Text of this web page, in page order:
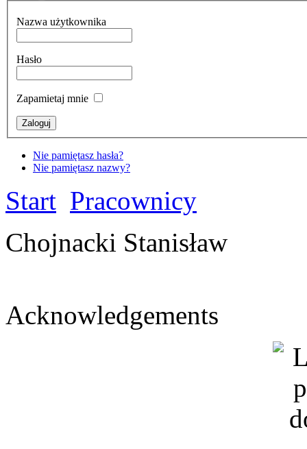
Nazwa użytkownika
Hasło
Zapamietaj mnie
Nie pamiętasz hasła?
Nie pamiętasz nazwy?
Start Pracownicy
Chojnacki Stanisław
Acknowledgements